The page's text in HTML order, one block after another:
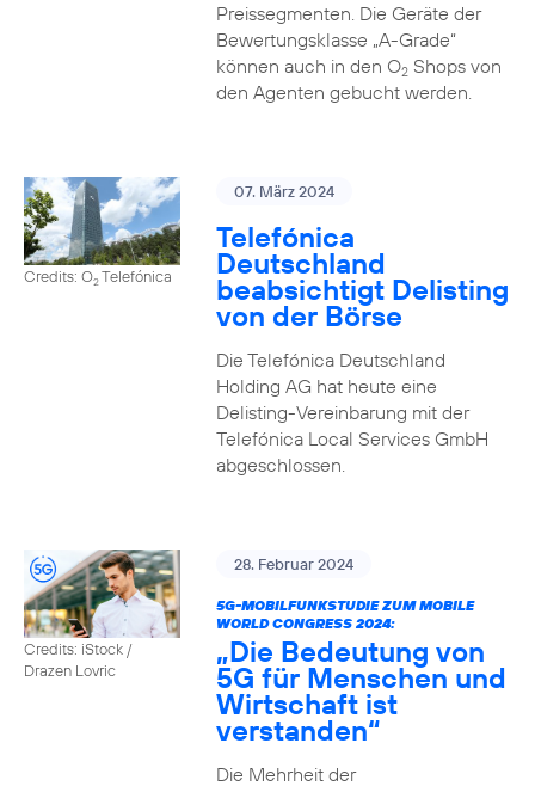
Preissegmenten. Die Geräte der
Bewertungsklasse „A-Grade“
können auch in den O2Shops von
den Agenten gebucht werden.
Credits: O2Telefónica
07. März 2024
Telefónica
Deutschland
beabsichtigt Delisting
von der Börse
Die Telefónica Deutschland
Holding AG hat heute eine
Delisting-Vereinbarung mit der
Telefónica Local Services GmbH
abgeschlossen.
Credits: iStock /
Drazen Lovric
28. Februar 2024
5G-MOBILFUNKSTUDIE ZUM MOBILE
WORLD CONGRESS 2024:
„Die Bedeutung von
5G für Menschen und
Wirtschaft ist
verstanden“
Die Mehrheit der